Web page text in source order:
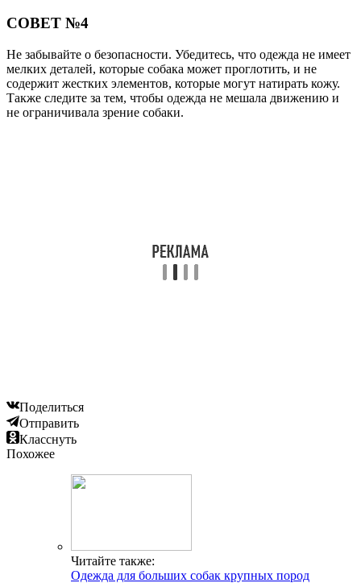
СОВЕТ №4
Не забывайте о безопасности. Убедитесь, что одежда не имеет
мелких деталей, которые собака может проглотить, и не
содержит жестких элементов, которые могут натирать кожу.
Также следите за тем, чтобы одежда не мешала движению и
не ограничивала зрение собаки.
Поделиться
Отправить
Класснуть
Похожее
Читайте также:
Одежда для больших собак крупных пород